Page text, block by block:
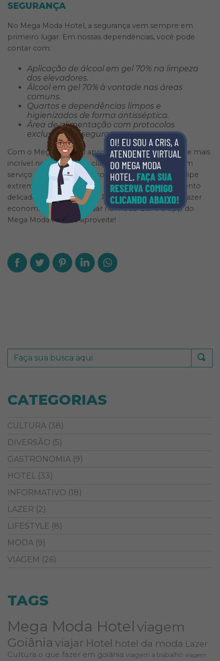
SEGURANÇA
No Mega Moda Hotel, a segurança vem sempre em
primeiro lugar. Em nossas dependências, você pode
contar com:
Aplicação de álcool em gel 70% na limpeza
dos elevadores.
Álcool em gel 70% à vontade nas áreas
comuns.
Quartos e dependências limpos e
higienizados de forma antisséptica.
Área de alimentação com protocolos
exclusivos de segurança.
Com o Mega, fica fácil aproveitar tudo que existe de mais
incrível na 44. Além de, claro, poder contar com um
serviço de hospedagem com qualidade e uma equipe
extremamente preparada para lidar com o momento
delicado em que vivemos. Por aqui, a tendência é fazer
economia e sempre andar na moda. Baixe o app do
Mega Moda Hotel e aproveite!
CATEGORIAS
CULTURA (38)
DIVERSÃO (5)
GASTRONOMIA (9)
HOTEL (33)
INFORMATIVO (18)
LAZER (2)
LIFESTYLE (8)
MODA (9)
VIAGEM (26)
TAGS
Mega Moda Hotel viagem
Goiânia viajar Hotel hotel da moda Lazer
Cultura o que fazer em goiânia viagem a trabalho viagem